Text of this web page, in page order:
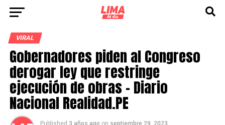
VIRAL
Gobernadores piden al Congreso
derogar ley que restringe
ejecución de obras – Diario
Nacional Realidad.PE
Published 3 años ago on septiembre 29, 2023